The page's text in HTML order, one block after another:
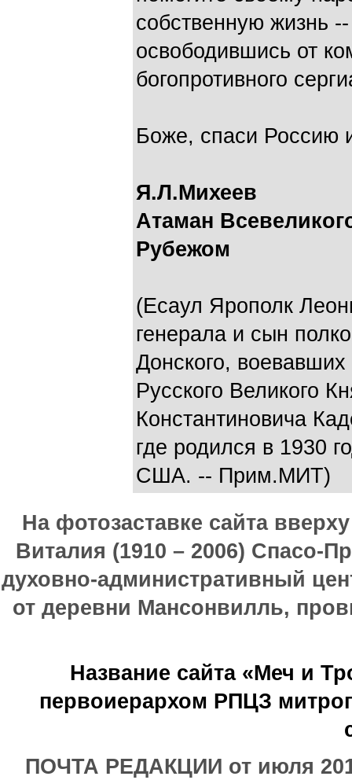
собственную жизнь
освободившись от
богопротивного
Боже, спаси Россию
Я.Л.Михеев
Атаман
Рубежом
(Есаул Ярополк
генерала и сын
Донского,
Русского Великого
Константиновича
где родился в 1930
США. -- Прим.МИТ)
На фотозаставке сайта
Виталия (1910 – 2006) Спасо-
духовно-административный
от деревни Мансонвилль,
Название сайта «Меч и
первоиерархом РПЦЗ
ПОЧТА РЕДАКЦИИ от июля